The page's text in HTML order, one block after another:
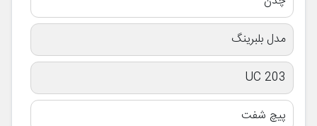
مدل بلبرینگ
UC 203
پیچ شفت